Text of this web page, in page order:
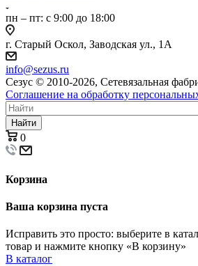
пн – пт: с 9:00 до 18:00
г. Старый Оскол, Заводская ул., 1А
info@sezus.ru
Сезус © 2010-2026, Сетевязальная
Соглашение на обработку
Найти
0
Корзина
Ваша корзина пуста
Исправить это просто: выберите в
товар и нажмите кнопку «В корзину»
В каталог